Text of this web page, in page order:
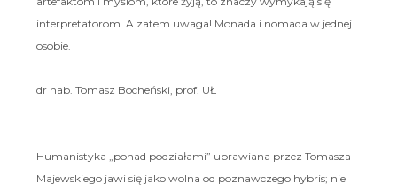
interpretatorom. A zatem uwaga! Monada i nomada w jednej
osobie.
dr hab. Tomasz Bocheński, prof. UŁ
Humanistyka „ponad podziałami” uprawiana przez Tomasza
Majewskiego jawi się jako wolna od poznawczego hybris; nie